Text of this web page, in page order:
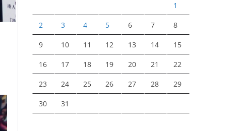
1
2 3 4 5 6 7 8
9 10 11 12 13 14 15
16 17 18 19 20 21 22
23 24 25 26 27 28 29
30 31